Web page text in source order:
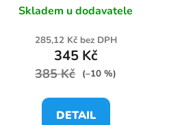
Skladem u dodavatele
285,12 Kč bez DPH
345 Kč
385 Kč (–10 %)
DETAIL